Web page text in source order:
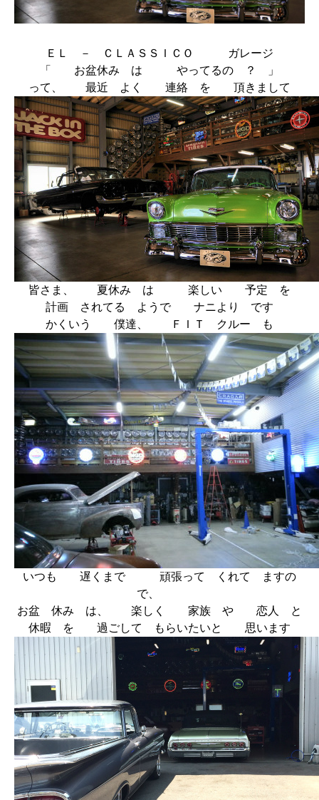
ＥＬ － ＣＬＡＳＳＩＣＯ ガレージ
「 お盆休み は やってるの ？ 」
って、 最近 よく 連絡 を 頂きまして
皆さま、 夏休み は 楽しい 予定 を
計画 されてる ようで ナニより です
かくいう 僕達、 ＦＩＴ クルー も
いつも 遅くまで 頑張って くれて ますの
で、
お盆 休み は、 楽しく 家族 や 恋人 と
休暇 を 過ごして もらいたいと 思います